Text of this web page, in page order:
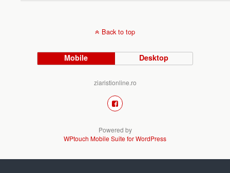
Back to top
Mobile Desktop
ziaristionline.ro
Powered by
WPtouch Mobile Suite for WordPress